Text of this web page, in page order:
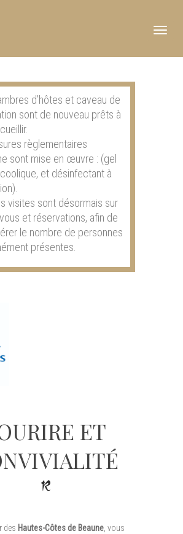
d’hôtes et caveau de
sont de nouveau prêts à
règlementaires
sont mise en œuvre : (gel
et désinfectant à
visites sont désormais sur
et réservations, afin de
le nombre de personnes
présentes.
ET
des Hautes-Côtes de Beaune , vous